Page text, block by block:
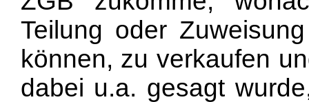
Teilung oder
können, zu verkaufen
dabei u.a. gesagt